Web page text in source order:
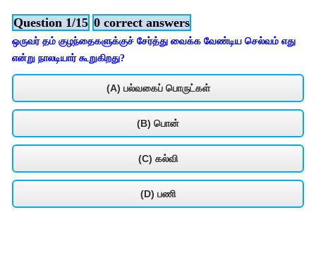
Question 1/15 0 correct answers
ஒருவர் தம் குழந்தைகளுக்குச் சேர்த்து வைக்க வேண்டிய செல்வம் எது
என்று நாலடியார் கூறுகிறது?
(A) பல்வகைப் பொருட்கள்
(B) பொன்
(C) கல்வி
(D) பணி